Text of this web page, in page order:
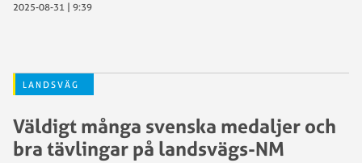
2025-08-31 | 9:39
LANDSVÄG
Väldigt många svenska medaljer och
bra tävlingar på landsvägs-NM